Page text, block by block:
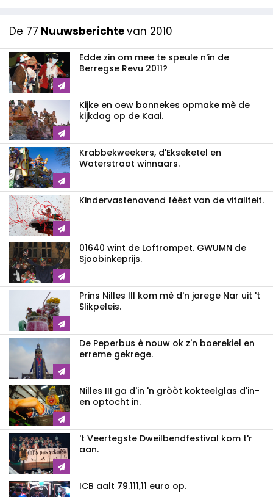
De 77 Nuuwsberichtevan 2010
Edde zin om mee te speule n'in de
Berregse Revu 2011?
Kijke en oew bonnekes opmake mè de
kijkdag op de Kaai.
Krabbekweekers, d'Ekseketel en
Waterstraot winnaars.
Kindervastenavend féést van de vitaliteit.
01640 wint de Loftrompet. GWUMN de
Sjoobinkeprijs.
Prins Nilles III kom mè d'n jarege Nar uit 't
Slikpeleis.
De Peperbus è nouw ok z'n boerekiel en
erreme gekrege.
Nilles III ga d'in 'n gròòt kokteelglas d'in-
en optocht in.
't Veertegste Dweilbendfestival kom t'r
aan.
ICB aalt 79.111,11 euro op.